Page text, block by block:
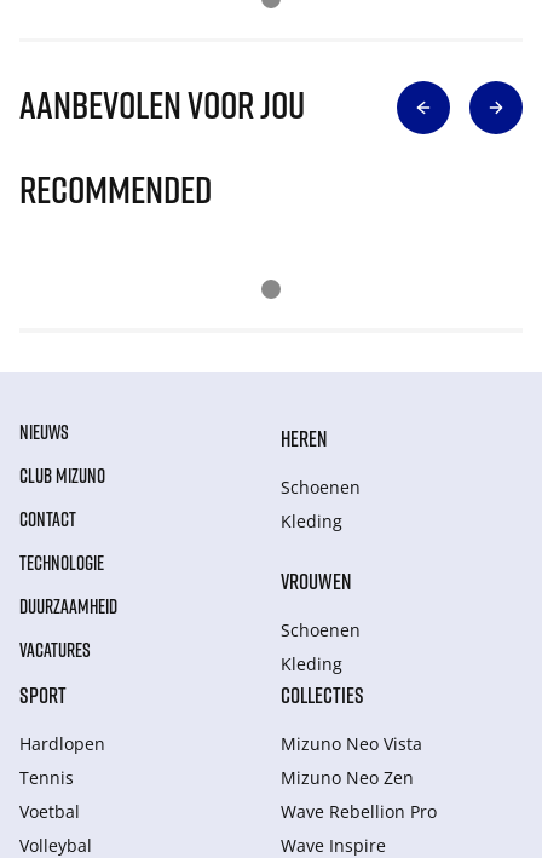
Aanbevolen voor jou
Recommended
NIEUWS
CLUB MIZUNO
CONTACT
TECHNOLOGIE
DUURZAAMHEID
VACATURES
HEREN
Schoenen
Kleding
VROUWEN
Schoenen
Kleding
SPORT
Hardlopen
Tennis
Voetbal
Volleybal
COLLECTIES
Mizuno Neo Vista
Mizuno Neo Zen
Wave Rebellion Pro
Wave Inspire